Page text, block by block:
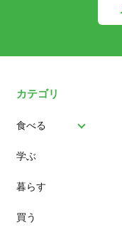
カテゴリ
食べる
パン
スイーツ
ランチ
学ぶ
暮らす
買う